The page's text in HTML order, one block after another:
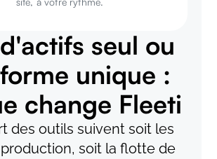
seul ou
unique :
change Fleeti
des outils suivent soit les
soit la flotte de